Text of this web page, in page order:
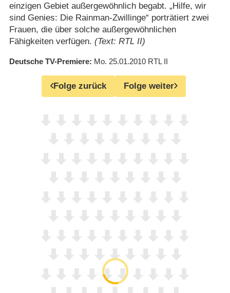
einzigen Gebiet außergewöhnlich begabt. „Hilfe, wir
sind Genies: Die Rainman-Zwillinge“ porträtiert zwei
Frauen, die über solche außergewöhnlichen
Fähigkeiten verfügen. (Text: RTL II)
Deutsche TV-Premiere Mo. 25.01.2010 RTL II
Folge zurück Folge weiter